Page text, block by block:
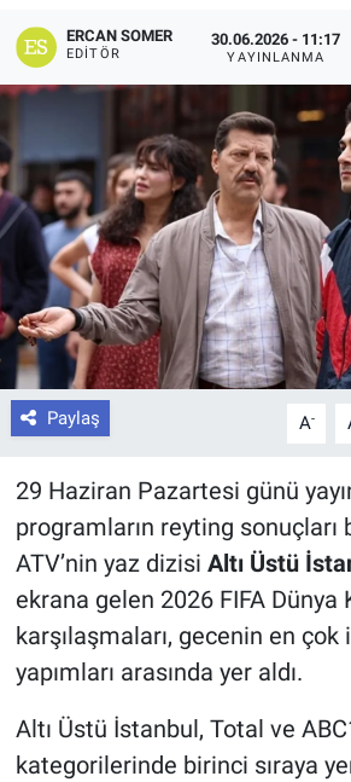
ERCAN SOMER
EDITÖR
30.06.2026 - 11:17
YAYINLANMA
Paylaş A-
29 Haziran Pazartesi günü
programların reyting sonuçları
ATV’nin yaz dizisi Altı Üstü
ekrana gelen 2026 FIFA Dünya
karşılaşmaları, gecenin en çok
yapımları arasında yer aldı.
Altı Üstü İstanbul, Total ve
kategorilerinde birinci sıraya